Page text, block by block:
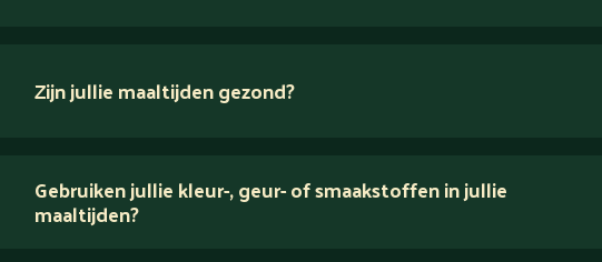
Zijn jullie maaltijden gezond?
verse ingrediënten
Gebruiken jullie kleur-, geur- of smaakstoffen in jullie
maaltijden?